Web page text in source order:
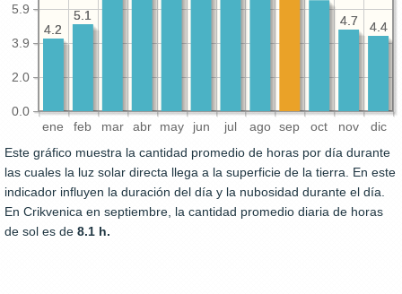
ene feb mar abr may jun jul ago sep oct nov dic
0.0
2.0
3.9
5.9
4.4
4.7
5.1
4.2
4.4
4.7
5.1
4.2
Este gráfico muestra la cantidad promedio de horas por día durante
las cuales la luz solar directa llega a la superficie de la tierra. En este
indicador influyen la duración del día y la nubosidad durante el día.
En Crikvenica en septiembre, la cantidad promedio diaria de horas
de sol es de 8.1 h.